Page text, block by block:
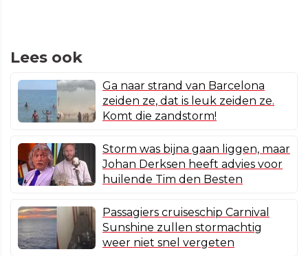
Lees ook
Ga naar strand van Barcelona
zeiden ze, dat is leuk zeiden ze.
Komt die zandstorm!
Storm was bijna gaan liggen, maar
Johan Derksen heeft advies voor
huilende Tim den Besten
Passagiers cruiseschip Carnival
Sunshine zullen stormachtig
weer niet snel vergeten